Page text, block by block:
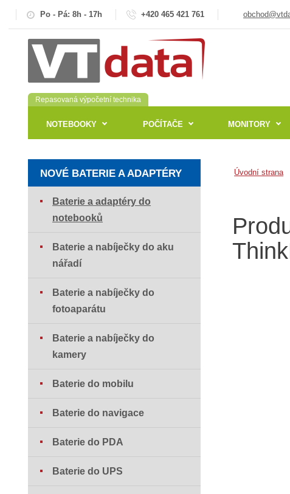
Po - Pá: 8h - 17h +420 465 421 761
Repasovaná výpočetní technika
NOTEBOOKY POČÍTAČE MONITORY
Úvodní strana
NOVÉ BATERIE A ADAPTÉRY
Baterie a adaptéry do
notebooků
Baterie a nabíječky do aku
nářadí
Baterie a nabíječky do
fotoaparátu
Baterie a nabíječky do
kamery
Baterie do mobilu
Baterie do navigace
Baterie do PDA
Baterie do UPS